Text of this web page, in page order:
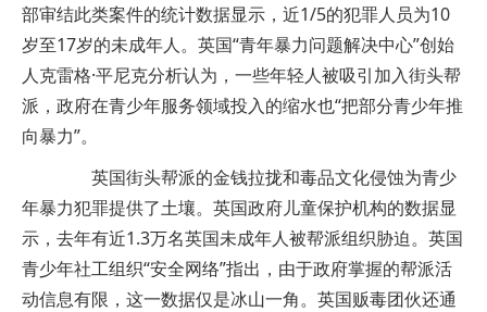
部审结此类案件的统计数据显示，近1/5的犯罪人员为10
岁至17岁的未成年人。英国“青年暴力问题解决中心”创始
人克雷格·平尼克分析认为，一些年轻人被吸引加入街头帮
派，政府在青少年服务领域投入的缩水也“把部分青少年推
向暴力”。
英国街头帮派的金钱拉拢和毒品文化侵蚀为青少
年暴力犯罪提供了土壤。英国政府儿童保护机构的数据显
示，去年有近1.3万名英国未成年人被帮派组织胁迫。英国
青少年社工组织“安全网络”指出，由于政府掌握的帮派活
动信息有限，这一数据仅是冰山一角。英国贩毒团伙还通